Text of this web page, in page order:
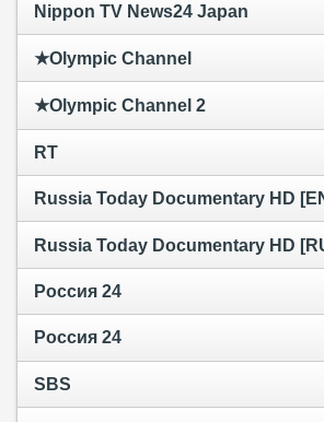
Nippon TV News24 Japan
★Olympic Channel
★Olympic Channel 2
RT
Russia Today Documentary HD
Russia Today Documentary HD
Россия 24
Россия 24
SBS